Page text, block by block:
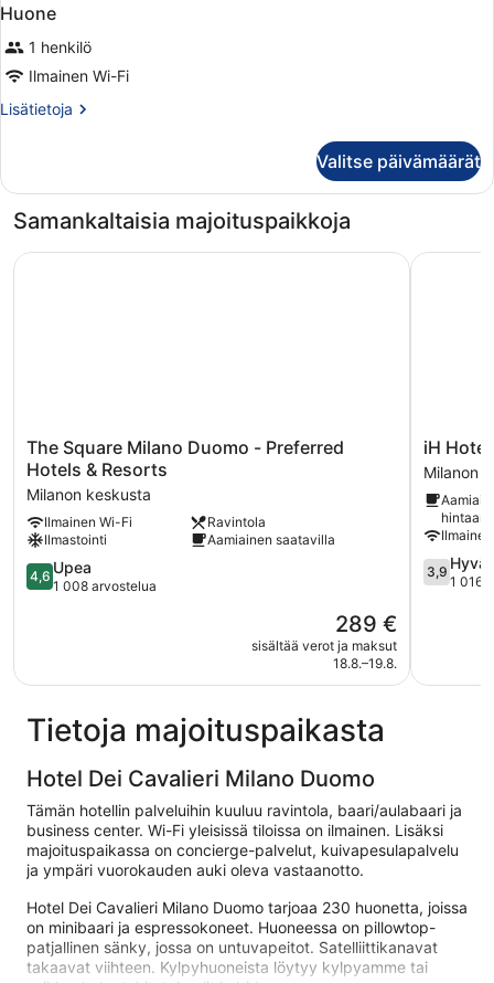
Huone
1 henkilö
Ilmainen Wi-Fi
Lisätietoja
Lisätietoja
Valitse päivämäärät
Samankaltaisia majoituspaikkoja
The
Square
Milano
Duomo
-
Preferred
Hotels
&
The Square Milano Duomo - Preferred
Hotels & Resorts
Milanon keskusta
Ilmainen Wi-Fi
Ravintola
Ilmastointi
Aamiainen saatavilla
4.6
kautta
4,6 Upea
1 008 arvostelua
Hinta
on
289 €
289 €
sisältää verot ja maksut
18.8.–19.8.
The Square Milano Duomo - Preferred Hotels & Resorts
iH
Hotels
Milano
Milanon
keskusta
iH
Milanon
hintaan
3.9
kautta
3,9 Hyvä
1 016
iH Hotels
Tietoja majoituspaikasta
Hotel Dei Cavalieri Milano Duomo
Tämän hotellin palveluihin kuuluu ravintola, baari/aulabaari ja
business center. Wi-Fi yleisissä tiloissa on ilmainen. Lisäksi
majoituspaikassa on concierge-palvelut, kuivapesulapalvelu
ja ympäri vuorokauden auki oleva vastaanotto.
Hotel Dei Cavalieri Milano Duomo tarjoaa 230 huonetta, joissa
on minibaari ja espressokoneet. Huoneessa on pillowtop-
patjallinen sänky, jossa on untuvapeitot. Satelliittikanavat
takaavat viihteen. Kylpyhuoneista löytyy kylpyamme tai